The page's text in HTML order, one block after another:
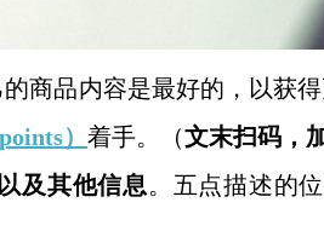
商品内容是最好的，以获
） 着手。（文末扫码 ，
及其他信息。五点描述的